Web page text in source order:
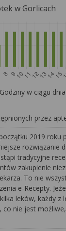
w Gorlicach
Godziny w ciągu dnia
przez
2019 roku
rozwiązanie
tradycyjne
zakupienie
To nie
e-Recepty.
leków, każdy z
co nie jest